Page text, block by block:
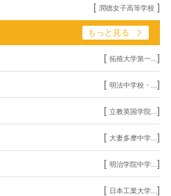
[ 潤徳女子高等学校 ]
もっと見る
[ 拓殖大学第一... ]
[ 明法中学校・... ]
[ 立教英国学院... ]
[ 大妻多摩中学... ]
[ 明治学院中学... ]
[ 日本工業大学... ]